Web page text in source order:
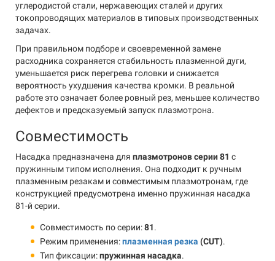
углеродистой стали, нержавеющих сталей и других
токопроводящих материалов в типовых производственных
задачах.
При правильном подборе и своевременной замене
расходника сохраняется стабильность плазменной дуги,
уменьшается риск перегрева головки и снижается
вероятность ухудшения качества кромки. В реальной
работе это означает более ровный рез, меньшее количество
дефектов и предсказуемый запуск плазмотрона.
Совместимость
Насадка предназначена для плазмотронов серии 81 с
пружинным типом исполнения. Она подходит к ручным
плазменным резакам и совместимым плазмотронам, где
конструкцией предусмотрена именно пружинная насадка
81-й серии.
Совместимость по серии:81.
Режим применения:плазменная резка (CUT).
Тип фиксации:пружинная насадка.